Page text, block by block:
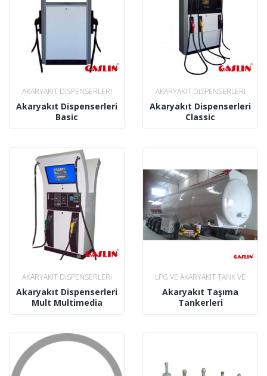
AKARYAKIT DISPENSERLERI
Akaryakıt Dispenserleri
Basic
AKARYAKIT DISPENSERLERI
Akaryakıt Dispenserleri
Classic
AKARYAKIT DISPENSERLERI
Akaryakıt Dispenserleri
Mult Multimedia
LPG VE AKARYAKIT TANK VE
TANKERLERI
Akaryakıt Taşıma
Tankerleri